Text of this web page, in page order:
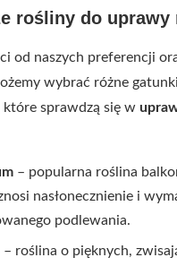
rośliny do uprawy
od naszych preferencji
wybrać różne gatunki
które sprawdzą się w
– popularna roślina
nasłonecznienie i
podlewania.
– roślina o pięknych,